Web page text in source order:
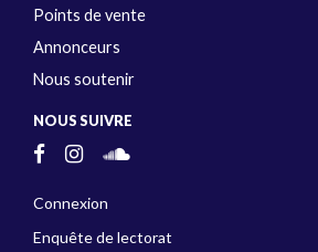
Points de vente
Annonceurs
Nous soutenir
NOUS SUIVRE
Connexion
Enquête de lectorat